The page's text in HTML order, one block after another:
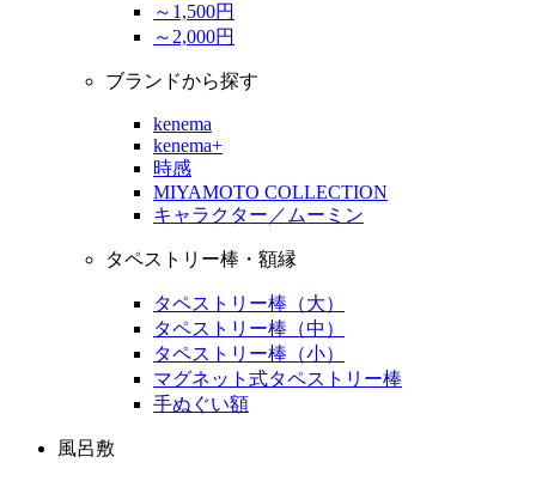
～1,500円
～2,000円
ブランドから探す
kenema
kenema+
時感
MIYAMOTO COLLECTION
キャラクター／ムーミン
タペストリー棒・額縁
タペストリー棒（大）
タペストリー棒（中）
タペストリー棒（小）
マグネット式タペストリー棒
手ぬぐい額
風呂敷